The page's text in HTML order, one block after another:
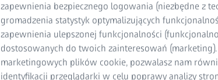
zapewnienia bezpiecznego logowania (niezbędne z
gromadzenia statystyk optymalizujących
zapewnienia ulepszonej funkcjonalności
dostosowanych do twoich zainteresowań
marketingowych plików cookie, pozwalasz nam
identyfikacji przeglądarki w celu poprawy analizy